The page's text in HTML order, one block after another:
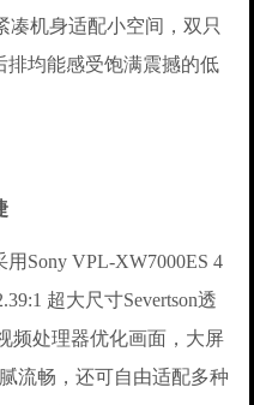
凑机身适配小空间，双只
排均能感受饱满震撼的低
Sony VPL-XW7000ES 4
超大尺寸Severtson透
频处理器优化画面，大屏
流畅，还可自由适配多种